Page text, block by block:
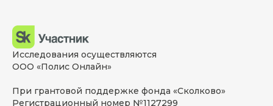
Исследования осуществляются
ООО «Полис Онлайн»
При грантовой поддержке фонда «Сколково»
Регистрационный номер №1127299